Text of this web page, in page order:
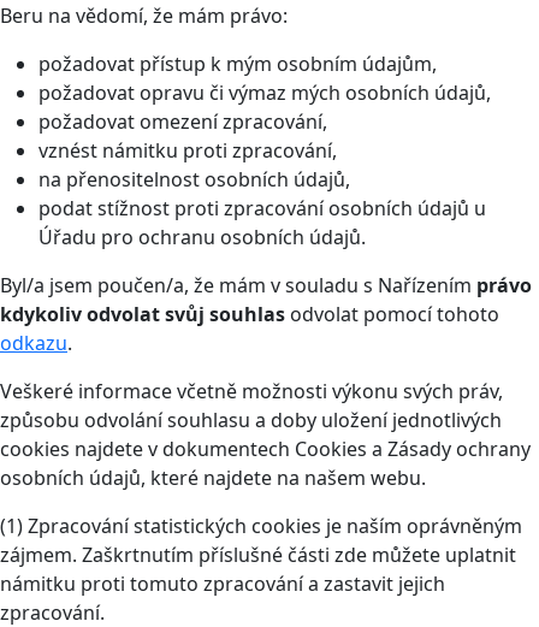
Beru na vědomí, že mám právo:
požadovat přístup k mým osobním údajům,
požadovat opravu či výmaz mých osobních údajů,
požadovat omezení zpracování,
vznést námitku proti zpracování,
na přenositelnost osobních údajů,
podat stížnost proti zpracování osobních údajů u
Úřadu pro ochranu osobních údajů.
Byl/a jsem poučen/a, že mám v souladu s Nařízením právo
kdykoliv odvolat svůj souhlas odvolat pomocí tohoto
odkazu.
Veškeré informace včetně možnosti výkonu svých práv,
způsobu odvolání souhlasu a doby uložení jednotlivých
cookies najdete v dokumentech Cookies a Zásady ochrany
osobních údajů, které najdete na našem webu.
(1) Zpracování statistických cookies je naším oprávněným
zájmem. Zaškrtnutím příslušné části zde můžete uplatnit
námitku proti tomuto zpracování a zastavit jejich
zpracování.